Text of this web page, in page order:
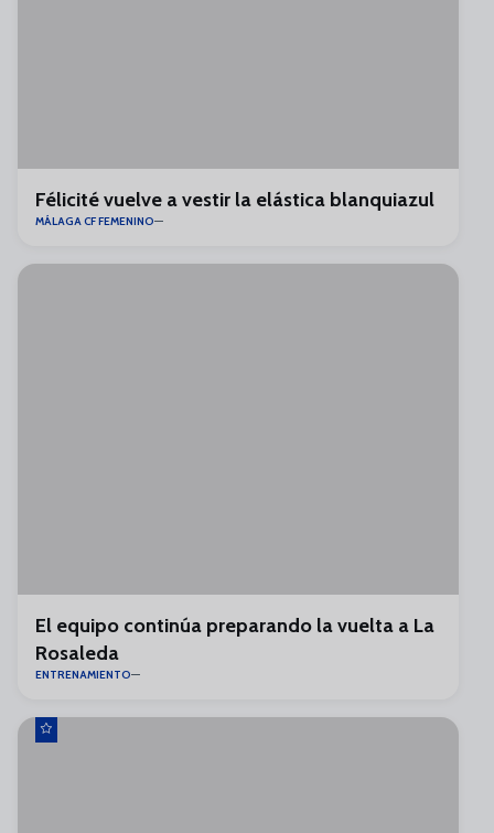
Félicité vuelve a vestir la elástica blanquiazul
MÁLAGA CF FEMENINO
El equipo continúa preparando la vuelta a La
Rosaleda
ENTRENAMIENTO